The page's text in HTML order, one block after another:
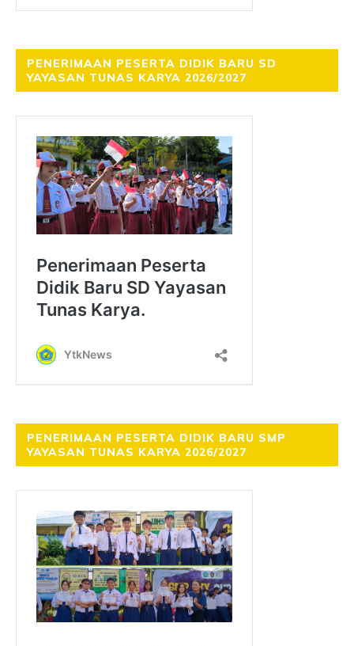
PENERIMAAN PESERTA DIDIK BARU SD
YAYASAN TUNAS KARYA 2026/2027
PENERIMAAN PESERTA DIDIK BARU SMP
YAYASAN TUNAS KARYA 2026/2027